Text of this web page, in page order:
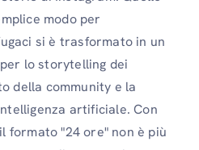
modo per
si è trasformato in un
lo storytelling dei
della community e la
artificiale. Con
formato "24 ore" non è più